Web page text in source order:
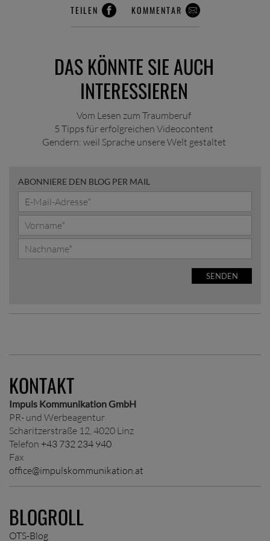
TEILEN KOMMENTAR
DAS KÖNNTE SIE AUCH
INTERESSIEREN
Vom Lesen zum Traumberuf
5 Tipps für erfolgreichen Videocontent
Gendern: weil Sprache unsere Welt gestaltet
ABONNIERE DEN BLOG PER MAIL
SENDEN
KONTAKT
Impuls Kommunikation GmbH
PR- und Werbeagentur
Scharitzerstraße 12, 4020 Linz
Telefon +43 732 234 940
Fax
office@impulskommunikation.at
BLOGROLL
OTS-Blog